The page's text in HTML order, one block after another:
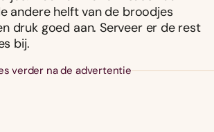
andere helft van de broodjes
druk goed aan. Serveer er de rest
bij.
verder na de advertentie